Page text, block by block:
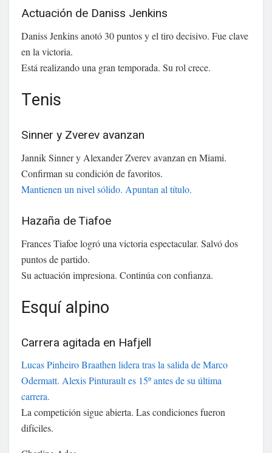
Actuación de Daniss Jenkins
Daniss Jenkins anotó 30 puntos y el tiro decisivo. Fue clave
en la victoria.
Está realizando una gran temporada. Su rol crece.
Tenis
Sinner y Zverev avanzan
Jannik Sinner y Alexander Zverev avanzan en Miami.
Confirman su condición de favoritos.
Mantienen un nivel sólido. Apuntan al título.
Hazaña de Tiafoe
Frances Tiafoe logró una victoria espectacular. Salvó dos
puntos de partido.
Su actuación impresiona. Continúa con confianza.
Esquí alpino
Carrera agitada en Hafjell
Lucas Pinheiro Braathen lidera tras la salida de Marco
Odermatt. Alexis Pinturault es 15º antes de su última
carrera.
La competición sigue abierta. Las condiciones fueron
difíciles.